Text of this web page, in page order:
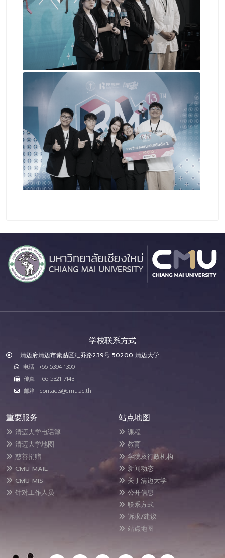
学校联系方式
清迈府清迈市素贴区汇乔路239号 50200 清迈大学
电话 : +66 5394 1300
传真 : +66 5321 7143
邮箱 : contacts@cmu.ac.th
重要服务
清迈大学电话簿
清迈大学地图
慈善捐赠
CMU MAIL
CMU MIS
针对工作人员
站点地图
课程
教育
学院及行政机构
新闻动态
关于清迈大学
公开信息
联系方式
诉求/建议
站点地图